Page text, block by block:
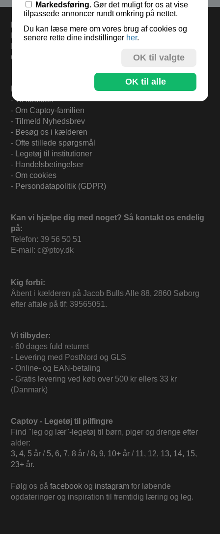
Levering
Bestil i dag og varerne sendes mandag.
60 dages returret.
-Til forsiden
- Om Captoy-familien
- Tilmeld Nyhedsbrev
- Besøg os i kælderen
- Ofte stillede spørgsmål
- Legetøj til institutioner
- Handelsbetingelser
- Om cookies
- Persondatapolitik (GDPR)
Kan vi hjælpe dig med noget? Så kontakt os endelig
på:
Telefon: 39 56 50 51
E-mail: c@ptoy.dk
Kig forbi:
Åbent i kælderen på Jacob Bulls Alle 88, 2860 Søborg
efter aftale på tlf: 39565051.
Vi tilbyder:
- 60 dages fuld returret
- Levering med PostNord og GLS
- Online- og EAN-betaling
- Gratis levering ved køb over 500 kr ellers 33 kr
(Danmark)
Captoy - Legetøj til pilfingre
Find "leg og lær"-legetøj til børn, piger og drenge efter
alder:
3, 4, 5 år / 5, 6, 7, 8 år /8, 9, 10+ år / 11, 12, 13, 14, 15,
23+ år.
Følg os på facebook og instagram for løbende
opdateringer og inspiration til fremtidig læring og leg.
Markedsføring. Gør det muligt for os at vise
tilpassede annoncer rundt omkring på nettet.
Du kan læse mere om vores brug af cookies og
senere rette dine indstillinger her.
OK til valgte
OK til alle